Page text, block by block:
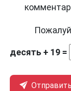
десять + 19 =
Отправить